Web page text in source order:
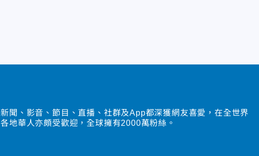
新聞、影音、節目、直播、社群及App都深獲網友喜愛，在全世界
各地華人亦頗受歡迎，全球擁有2000萬粉絲。